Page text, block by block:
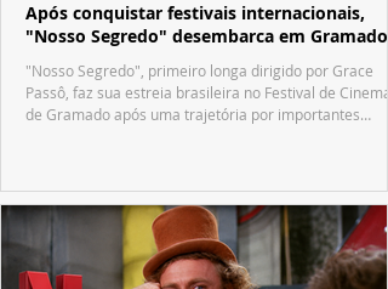
Após conquistar festivais internacionais,
"Nosso Segredo" desembarca em Gramado
"Nosso Segredo", primeiro longa dirigido por Grace
Passô, faz sua estreia brasileira no Festival de Cinema
de Gramado após uma trajetória por importantes